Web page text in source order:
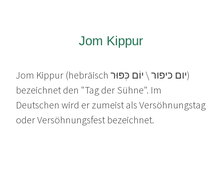
Jom Kippur
Jom Kippur (hebräisch יום כיפור \ יוֹם כִּפּוּר)
bezeichnet den "Tag der Sühne". Im
Deutschen wird er zumeist als Versöhnungstag
oder Versöhnungsfest bezeichnet.